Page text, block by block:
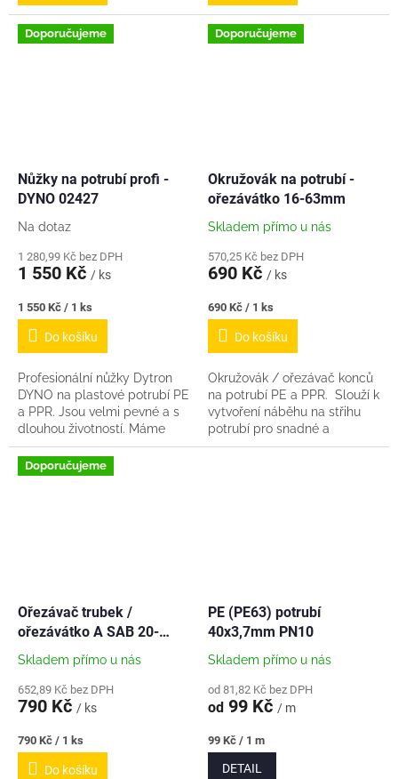
Doporučujeme
Nůžky na potrubí profi -
DYNO 02427
Na dotaz
1 280,99 Kč bez DPH
1 550 Kč / ks
Měrná
cena:
1 550 Kč / 1 ks
Do košíku
Profesionální nůžky Dytron
DYNO na plastové potrubí PE
a PPR. Jsou velmi pevné a s
dlouhou životností. Máme
osobně dlouhodobě
vyzkoušeno. Maximální
průměr potrubí 42mm.
Doporučujeme
Okružovák na potrubí -
ořezávátko 16-63mm
Skladem přímo u nás
570,25 Kč bez DPH
690 Kč / ks
Měrná
cena:
690 Kč / 1 ks
Do košíku
Okružovák / ořezávač konců
na potrubí PE a PPR. Slouží k
vytvoření náběhu na střihu
potrubí pro snadné a
bezrizikové zasunutí potrubí
Doporučujeme
Ořezávač trubek /
ořezávátko A SAB 20-
63mm - 9210063020A
Skladem přímo u nás
652,89 Kč bez DPH
790 Kč / ks
Měrná
cena:
790 Kč / 1 ks
Do košíku
PE (PE63) potrubí
40x3,7mm PN10
Skladem přímo u nás
od 81,82 Kč bez DPH
od 99 Kč / m
Měrná
cena:
99 Kč / 1 m
DETAIL